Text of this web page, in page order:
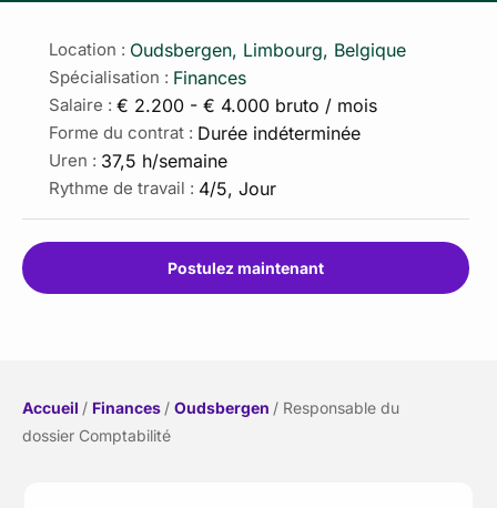
Location : Oudsbergen, Limbourg, Belgique
Spécialisation : Finances
Salaire : € 2.200 - € 4.000 bruto / mois
Forme du contrat : Durée indéterminée
Uren : 37,5 h/semaine
Rythme de travail : 4/5, Jour
Postulez maintenant
Accueil / Finances / Oudsbergen / Responsable du
dossier Comptabilité